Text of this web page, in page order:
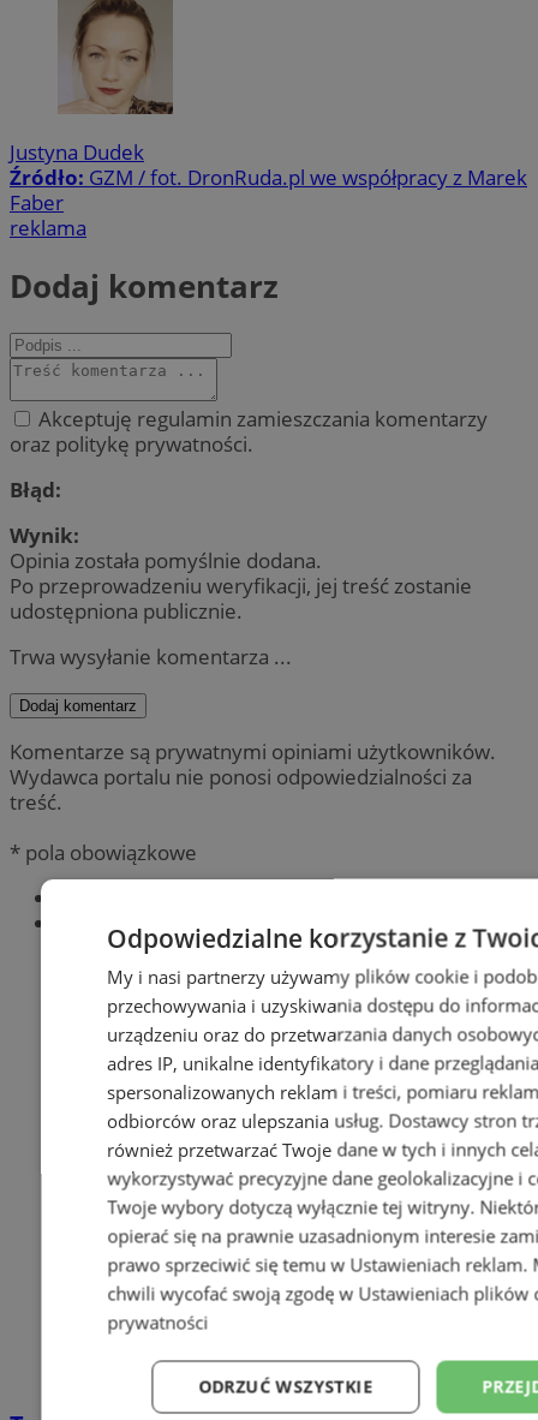
Justyna Dudek
Źródło: GZM / fot. DronRuda.pl we współpracy z Marek
Faber
reklama
Dodaj komentarz
Akceptuję regulamin zamieszczania komentarzy
oraz politykę prywatności.
Błąd:
Wynik:
Opinia została pomyślnie dodana.
Po przeprowadzeniu weryfikacji, jej treść zostanie
udostępniona publicznie.
Trwa wysyłanie komentarza ...
Dodaj komentarz
Komentarze są prywatnymi opiniami użytkowników.
Wydawca portalu nie ponosi odpowiedzialności za
treść.
* pola obowiązkowe
PopularneOdpowiedzialne korzystanie z
My i nasi partnerzy używamy plików cookie i
przechowywania i uzyskiwania dostępu do
urządzeniu oraz do przetwarzania danych
adres IP, unikalne identyfikatory i dane
spersonalizowanych reklam i treści, pomiaru
odbiorców oraz ulepszania usług. Dostawcy stron
również przetwarzać Twoje dane w tych i innych
wykorzystywać precyzyjne dane geolokalizacyjne i
Twoje wybory dotyczą wyłącznie tej witryny.
opierać się na prawnie uzasadnionym interesie
prawo sprzeciwić się temu w Ustawieniach reklam.
chwili wycofać swoją zgodę w Ustawieniach plików
prywatności
ODRZUĆ WSZYSTKIE